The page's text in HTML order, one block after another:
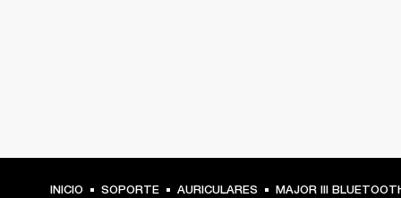
INICIO SOPORTE AURICULARES MAJOR III